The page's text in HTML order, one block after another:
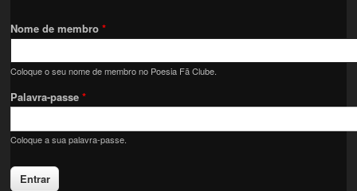
Nome de membro*
Coloque o seu nome de membro no Poesia Fã Clube.
Palavra-passe*
Coloque a sua palavra-passe.